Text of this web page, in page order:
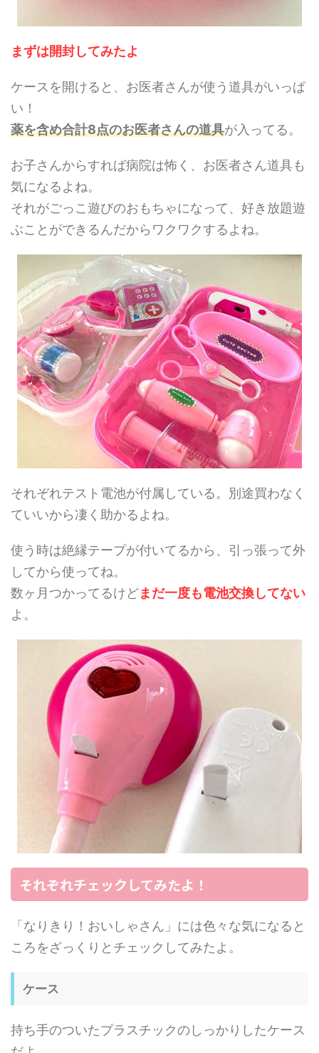
まずは開封してみたよ
ケースを開けると、お医者さんが使う道具がいっぱ
い！
薬を含め合計8点のお医者さんの道具が入ってる。
お子さんからすれば病院は怖く、お医者さん道具も
気になるよね。
それがごっこ遊びのおもちゃになって、好き放題遊
ぶことができるんだからワクワクするよね。
それぞれテスト電池が付属している。別途買わなく
ていいから凄く助かるよね。
使う時は絶縁テープが付いてるから、引っ張って外
してから使ってね。
数ヶ月つかってるけどまだ一度も電池交換してない
よ。
それぞれチェックしてみたよ！
「なりきり！おいしゃさん」には色々な気になると
ころをざっくりとチェックしてみたよ。
ケース
持ち手のついたプラスチックのしっかりしたケース